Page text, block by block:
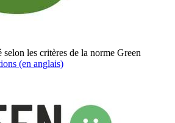
les critères de la norme Green
(en anglais)